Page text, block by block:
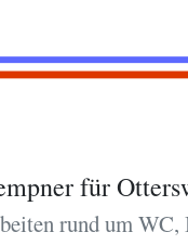
für
rund um WC,